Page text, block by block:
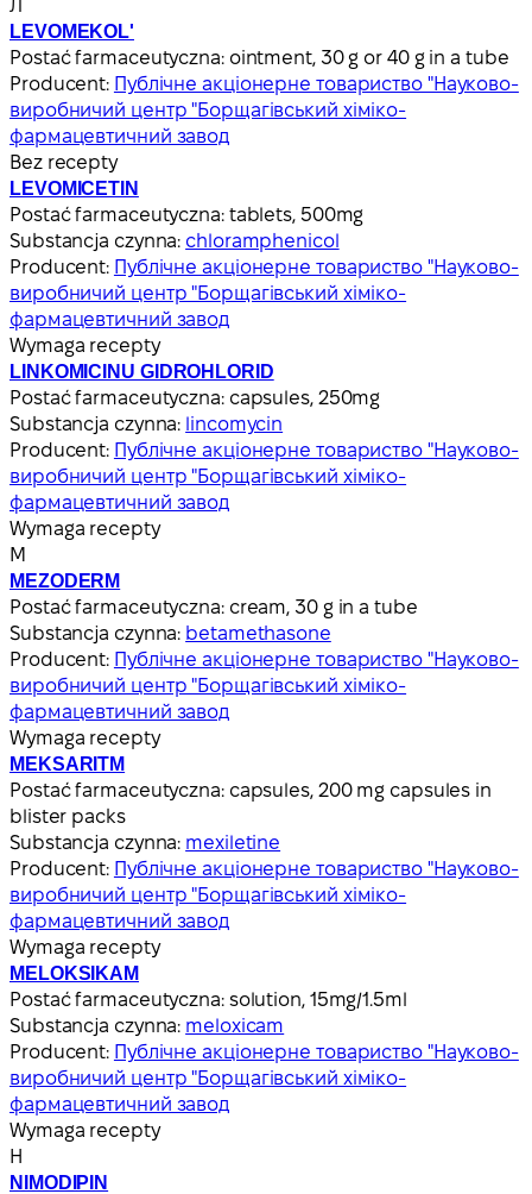
Л
LEVOMEKOL'
Postać farmaceutyczna: ointment, 30 g or 40 g in a tube
Producent: Публічне акціонерне товариство "Науково-
виробничий центр "Борщагівський хіміко-
фармацевтичний завод
Bez recepty
LEVOMICETIN
Postać farmaceutyczna: tablets, 500mg
Substancja czynna: chloramphenicol
Producent: Публічне акціонерне товариство "Науково-
виробничий центр "Борщагівський хіміко-
фармацевтичний завод
Wymaga recepty
LINKOMICINU GIDROHLORID
Postać farmaceutyczna: capsules, 250mg
Substancja czynna: lincomycin
Producent: Публічне акціонерне товариство "Науково-
виробничий центр "Борщагівський хіміко-
фармацевтичний завод
Wymaga recepty
М
MEZODERM
Postać farmaceutyczna: cream, 30 g in a tube
Substancja czynna: betamethasone
Producent: Публічне акціонерне товариство "Науково-
виробничий центр "Борщагівський хіміко-
фармацевтичний завод
Wymaga recepty
MEKSARITM
Postać farmaceutyczna: capsules, 200 mg capsules in
blister packs
Substancja czynna: mexiletine
Producent: Публічне акціонерне товариство "Науково-
виробничий центр "Борщагівський хіміко-
фармацевтичний завод
Wymaga recepty
MELOKSIKAM
Postać farmaceutyczna: solution, 15mg/1.5ml
Substancja czynna: meloxicam
Producent: Публічне акціонерне товариство "Науково-
виробничий центр "Борщагівський хіміко-
фармацевтичний завод
Wymaga recepty
Н
NIMODIPIN